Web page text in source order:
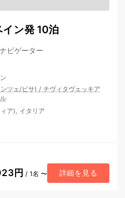
ン発 10泊
ビゲーター
ツェ/ピサ) / チヴィタヴェッキア
ア), イタリア
円 / 1名 〜 詳細を見る